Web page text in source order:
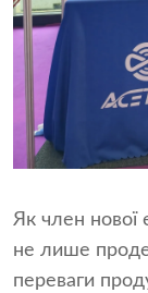
Як член нової
не лише
переваги